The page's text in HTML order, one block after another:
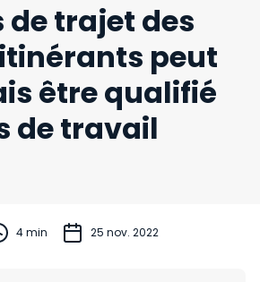
de trajet des
peut
être qualifié
de travail
4 min 25 nov. 2022